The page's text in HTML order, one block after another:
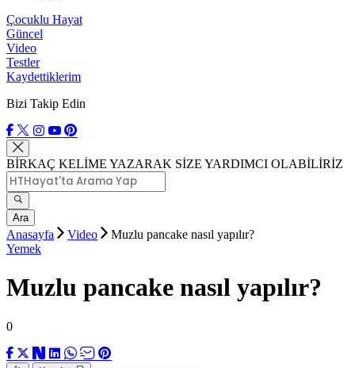
Çocuklu Hayat
Güncel
Video
Testler
Kaydettiklerim
Bizi Takip Edin
BİRKAÇ KELİME YAZARAK SİZE YARDIMCI OLABİLİRİZ
Ara
Anasayfa Video
Muzlu pancake nasıl yapılır?
Yemek
Muzlu pancake nasıl yapılır?
0